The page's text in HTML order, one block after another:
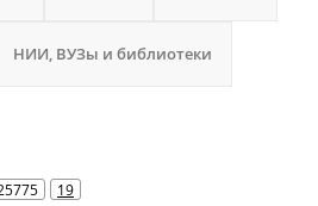
НИИ, ВУЗы и библиотеки
19